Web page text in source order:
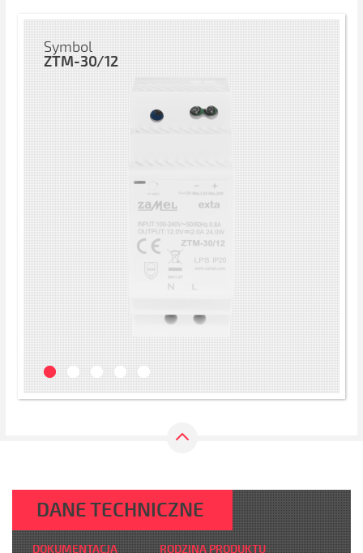
Symbol
ZTM-30/12
DANE TECHNICZNE
DOKUMENTACJA RODZINA PRODUKTU